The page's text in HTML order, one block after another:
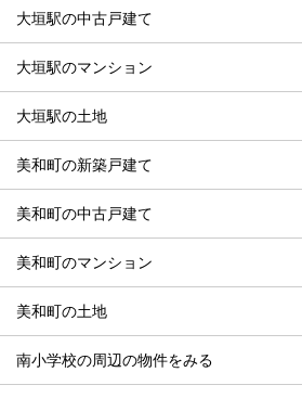
大垣駅の中古戸建て
大垣駅のマンション
大垣駅の土地
美和町の新築戸建て
美和町の中古戸建て
美和町のマンション
美和町の土地
南小学校の周辺の物件をみる